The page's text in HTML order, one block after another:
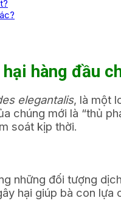
hàng đầu
elegantalis, là một
chúng mới là “thủ
soát kịp thời.
những đối tượng
hại giúp bà con lựa